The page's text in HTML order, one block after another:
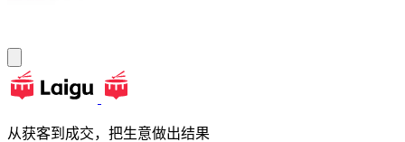
从获客到成交，把生意做出结果